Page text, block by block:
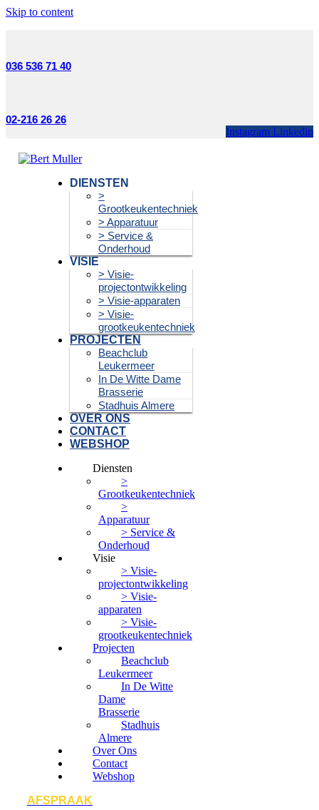
Skip to content
036 536 71 40
02-216 26 26
Instagram Linkedin
DIENSTEN
>
Grootkeukentechniek
> Apparatuur
> Service &
Onderhoud
VISIE
> Visie-
projectontwikkeling
> Visie-apparaten
> Visie-
grootkeukentechniek
PROJECTEN
Beachclub
Leukermeer
In De Witte Dame
Brasserie
Stadhuis Almere
OVER ONS
CONTACT
WEBSHOP
Diensten
>
Grootkeukentechniek
>
Apparatuur
> Service &
Onderhoud
Visie
> Visie-
projectontwikkeling
> Visie-
apparaten
> Visie-
grootkeukentechniek
Projecten
Beachclub
Leukermeer
In De Witte
Dame
Brasserie
Stadhuis
Almere
Over Ons
Contact
Webshop
AFSPRAAK